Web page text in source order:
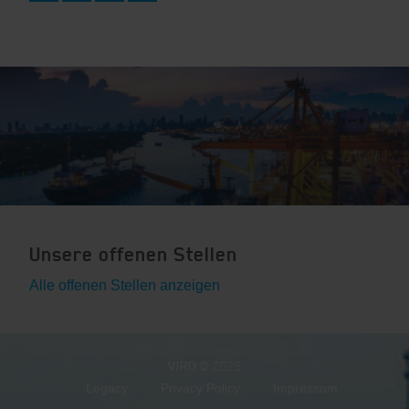
Unsere offenen Stellen
Alle offenen Stellen anzeigen